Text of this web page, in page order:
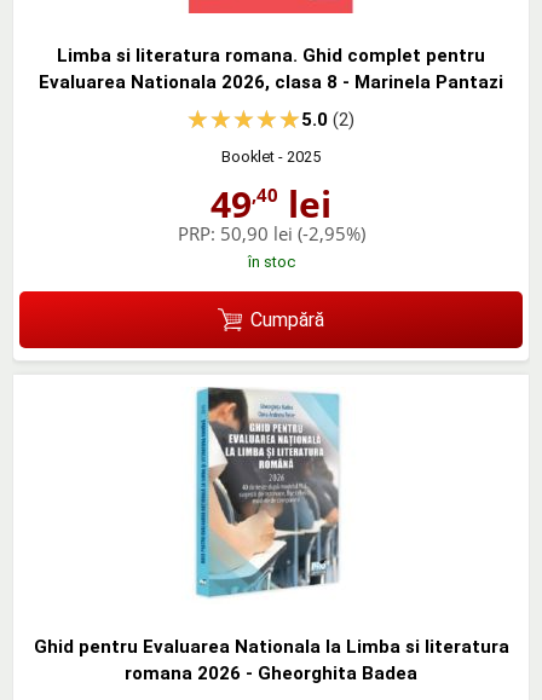
Limba si literatura romana. Ghid complet pentru
Evaluarea Nationala 2026, clasa 8 - Marinela Pantazi
5.0(2)
Booklet - 2025
49,40 lei
PRP: 50,90 lei (-2,95%)
în stoc
Cumpără
Ghid pentru Evaluarea Nationala la Limba si literatura
romana 2026 - Gheorghita Badea